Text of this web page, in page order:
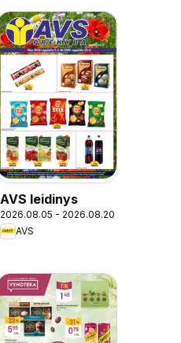
AVS leidinys
2026.08.05 - 2026.08.20
AVS